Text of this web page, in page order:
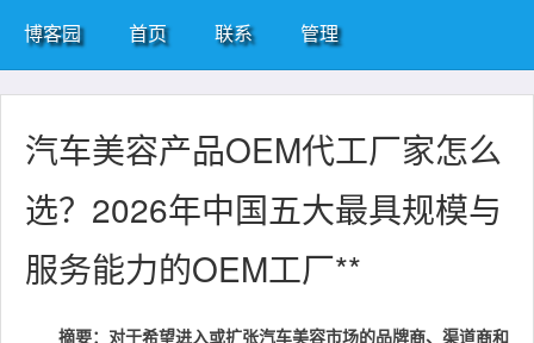
博客园 首页 联系 管理
汽车美容产品OEM代工厂家怎么
选？2026年中国五大最具规模与
服务能力的OEM工厂**
摘要：对于希望进入或扩张汽车美容市场的品牌商、渠道商和